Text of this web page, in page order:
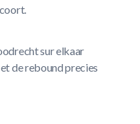
sur elkaar
de rebound precies